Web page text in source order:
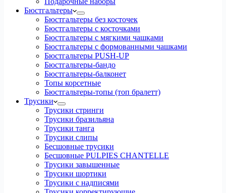
Бюстгальтеры
Бюстгальтеры без косточек
Бюстгальтеры с косточками
Бюстгальтеры с мягкими чашками
Бюстгальтеры с формованными чашками
Бюстгальтеры PUSH-UP
Бюстгальтеры-бандо
Бюстгальтеры-балконет
Топы корсетные
Бюстгальтеры-топы (топ бралетт)
Трусики
Трусики стринги
Трусики бразильяна
Трусики танга
Трусики слипы
Бесшовные трусики
Бесшовные PULPIES CHANTELLE
Трусики завышенные
Трусики шортики
Трусики с надписями